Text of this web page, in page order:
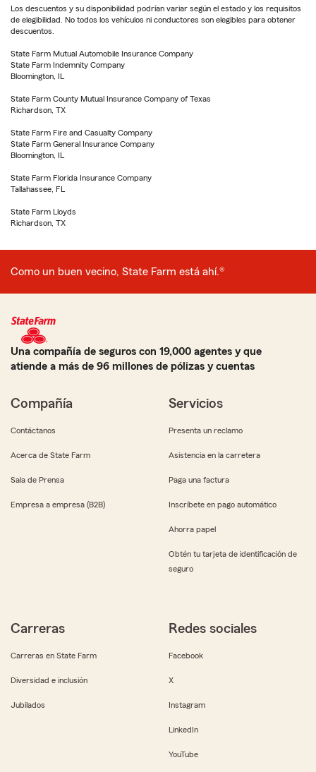
Los descuentos y su disponibilidad podrían variar según el estado y los requisitos
de elegibilidad. No todos los vehículos ni conductores son elegibles para obtener
descuentos.
State Farm Mutual Automobile Insurance Company
State Farm Indemnity Company
Bloomington, IL
State Farm County Mutual Insurance Company of Texas
Richardson, TX
State Farm Fire and Casualty Company
State Farm General Insurance Company
Bloomington, IL
State Farm Florida Insurance Company
Tallahassee, FL
State Farm Lloyds
Richardson, TX
Como un buen vecino, State Farm está ahí.®
Una compañía de seguros con 19,000 agentes y que
atiende a más de 96 millones de pólizas y cuentas
Compañía
Contáctanos
Acerca de State Farm
Sala de Prensa
Empresa a empresa (B2B)
Servicios
Presenta un reclamo
Asistencia en la carretera
Paga una factura
Inscríbete en pago automático
Ahorra papel
Obtén tu tarjeta de identificación de
seguro
Carreras
Carreras en State Farm
Diversidad e inclusión
Jubilados
Redes sociales
Facebook
X
Instagram
LinkedIn
YouTube